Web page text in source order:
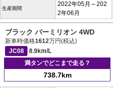
生産期間
2022年05月～202
2年06月
ブラック バーミリオン 4WD
新車時価格1612万円(税込)
JC08
8.9km/L
満タンでどこまで走る？
738.7km